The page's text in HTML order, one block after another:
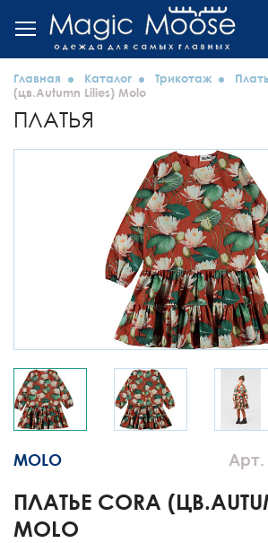
Главная Каталог Трикотаж
(цв.Autumn Lilies) Molo
ПЛАТЬЯ
Арт.
MOLO
ПЛАТЬЕ CORA
MOLO